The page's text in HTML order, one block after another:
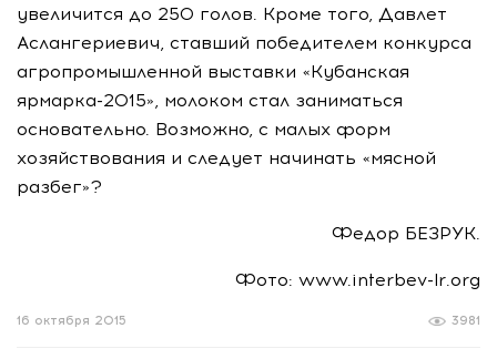
увеличится до 250 голов. Кроме того, Давлет
Аслангериевич, ставший победителем конкурса
агропромышленной выставки «Кубанская
ярмарка-2015», молоком стал заниматься
основательно. Возможно, с малых форм
хозяйствования и следует начинать «мясной
разбег»?
Федор БЕЗРУК.
Фото: www.interbev-lr.org
3981
16 октября 2015